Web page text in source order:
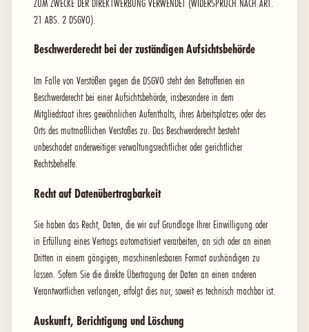
21 ABS. 2 DSGVO).
Beschwerde­recht bei der zuständigen Aufsichts­behörde
Im Falle von Verstößen gegen die DSGVO steht den Betroffenen ein
Beschwerderecht bei einer Aufsichtsbehörde, insbesondere in dem
Mitgliedstaat ihres gewöhnlichen Aufenthalts, ihres Arbeitsplatzes oder des
Orts des mutmaßlichen Verstoßes zu. Das Beschwerderecht besteht
unbeschadet anderweitiger verwaltungsrechtlicher oder gerichtlicher
Rechtsbehelfe.
Recht auf Daten­übertrag­barkeit
Sie haben das Recht, Daten, die wir auf Grundlage Ihrer Einwilligung oder
in Erfüllung eines Vertrags automatisiert verarbeiten, an sich oder an einen
Dritten in einem gängigen, maschinenlesbaren Format aushändigen zu
lassen. Sofern Sie die direkte Übertragung der Daten an einen anderen
Verantwortlichen verlangen, erfolgt dies nur, soweit es technisch machbar ist.
Auskunft, Berichtigung und Löschung